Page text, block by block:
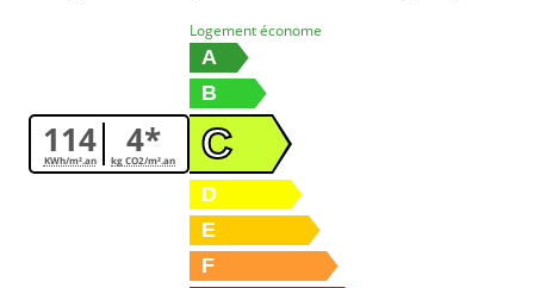
114
KWh/m².an 4*
kg CO2/m².an
Logement économe
A
B
C
D
E
F